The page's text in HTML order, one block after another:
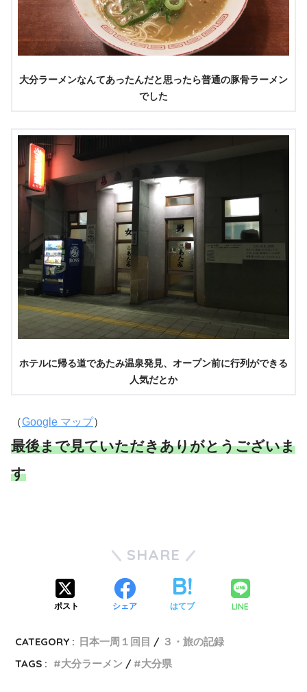
大分ラーメンなんてあったんだと思ったら普通の豚骨ラーメン
でした
ホテルに帰る道であたみ温泉発見、オープン前に行列ができる
人気だとか
（Google マップ）
最後まで見ていただきありがとうございま
す
SHARE
ポスト シェア はてブ LINE
CATEGORY : 日本一周１回目
３・旅の記録
TAGS :
大分ラーメン 大分県